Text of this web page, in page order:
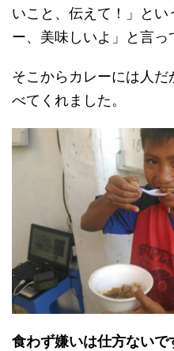
いこと、伝えて！」と
ー、美味しいよ」と言っ
そこからカレーには人
べてくれました。
食わず嫌いは仕方ない